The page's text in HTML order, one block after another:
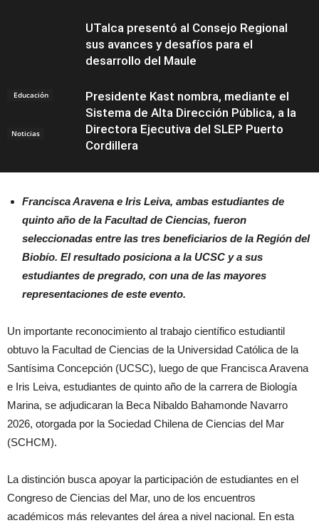
Educación
Noticias
UTalca presentó al Consejo Regional
sus avances y desafíos para el
desarrollo del Maule
Presidente Kast nombra, mediante el
Sistema de Alta Dirección Pública, a la
Directora Ejecutiva del SLEP Puerto
Cordillera
Francisca Aravena e Iris Leiva, ambas estudiantes de
quinto año de la Facultad de Ciencias, fueron
seleccionadas entre las tres beneficiarios de la Región del
Biobío. El resultado posiciona a la UCSC y a sus
estudiantes de pregrado, con una de las mayores
representaciones de este evento.
Un importante reconocimiento al trabajo científico estudiantil
obtuvo la Facultad de Ciencias de la Universidad Católica de la
Santísima Concepción (UCSC), luego de que Francisca Aravena
e Iris Leiva, estudiantes de quinto año de la carrera de Biología
Marina, se adjudicaran la Beca Nibaldo Bahamonde Navarro
2026, otorgada por la Sociedad Chilena de Ciencias del Mar
(SCHCM).
La distinción busca apoyar la participación de estudiantes en el
Congreso de Ciencias del Mar, uno de los encuentros
académicos más relevantes del área a nivel nacional. En esta